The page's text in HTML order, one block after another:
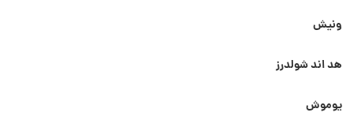
ونیش
هد اند شولدرز
یوموش